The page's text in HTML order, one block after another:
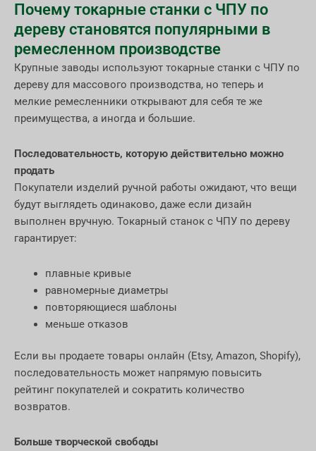
Почему токарные станки с ЧПУ по
дереву становятся популярными в
ремесленном производстве
Крупные заводы используют токарные станки с ЧПУ по
дереву для массового производства, но теперь и
мелкие ремесленники открывают для себя те же
преимущества, а иногда и большие.
Последовательность, которую действительно можно
продать
Покупатели изделий ручной работы ожидают, что вещи
будут выглядеть одинаково, даже если дизайн
выполнен вручную. Токарный станок с ЧПУ по дереву
гарантирует:
плавные кривые
равномерные диаметры
повторяющиеся шаблоны
меньше отказов
Если вы продаете товары онлайн (Etsy, Amazon, Shopify),
последовательность может напрямую повысить
рейтинг покупателей и сократить количество
возвратов.
Больше творческой свободы